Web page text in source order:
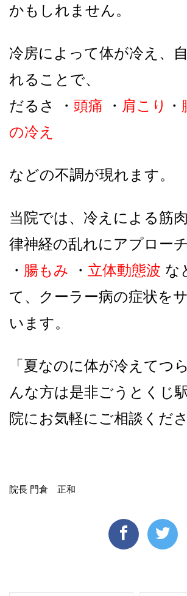
かもしれません。
冷房によって体が冷え、
れることで、
だるさ ・ 頭痛 ・ 肩こり ・
の冷え
などの不調が現れます。
当院では、冷えによる筋
律神経の乱れにアプローチ
・ 腸もみ ・ 立体動態波 な
て、クーラー病の症状を
います。
「夏なのに体が冷えてつ
んな方は是非ごうとくじ
院にお気軽にご相談くださ
院長 門倉 正和